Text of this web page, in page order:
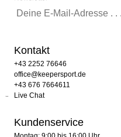
Kontakt
+43 2252 76646
office@keepersport.de
+43 676 7664611
Live Chat
Kundenservice